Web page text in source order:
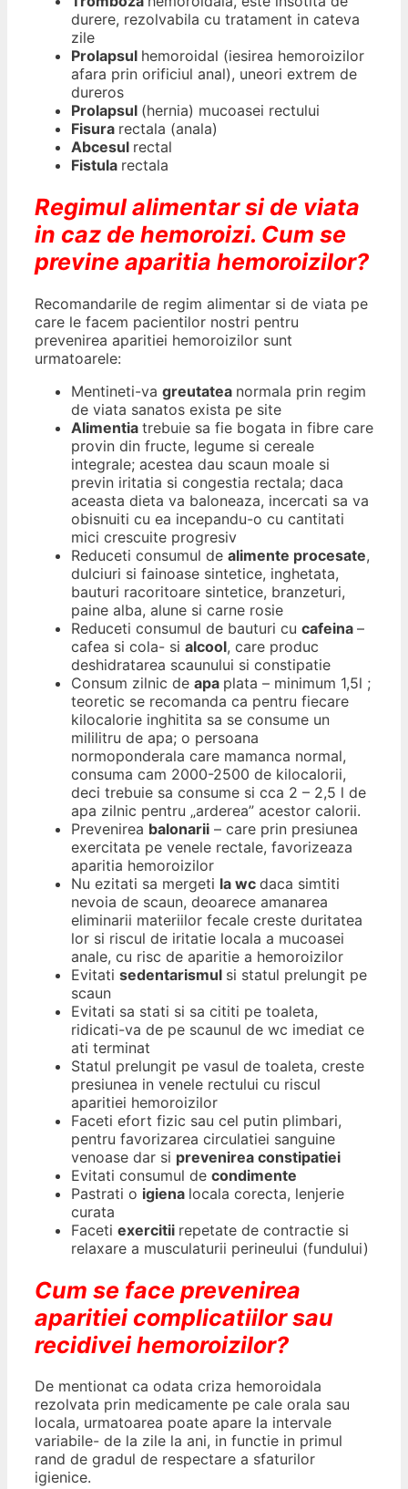
durere, rezolvabila cu tratament in cateva
zile
Prolapsul hemoroidal (iesirea hemoroizilor
afara prin orificiul anal), uneori extrem de
dureros
Prolapsul (hernia) mucoasei rectului
Fisura rectala (anala)
Abcesul rectal
Fistula rectala
Regimul alimentar si de viata
in caz de hemoroizi. Cum se
previne aparitia hemoroizilor?
Recomandarile de regim alimentar si de viata pe
care le facem pacientilor nostri pentru
prevenirea aparitiei hemoroizilor sunt
urmatoarele:
Mentineti-va greutatea normala prin regim
de viata sanatos exista pe site
Alimentia trebuie sa fie bogata in fibre care
provin din fructe, legume si cereale
integrale; acestea dau scaun moale si
previn iritatia si congestia rectala; daca
aceasta dieta va baloneaza, incercati sa va
obisnuiti cu ea incepandu-o cu cantitati
mici crescuite progresiv
Reduceti consumul de alimente procesate,
dulciuri si fainoase sintetice, inghetata,
bauturi racoritoare sintetice, branzeturi,
paine alba, alune si carne rosie
Reduceti consumul de bauturi cu cafeina –
cafea si cola- si alcool, care produc
deshidratarea scaunului si constipatie
Consum zilnic de apa plata – minimum 1,5l ;
teoretic se recomanda ca pentru fiecare
kilocalorie inghitita sa se consume un
mililitru de apa; o persoana
normoponderala care mamanca normal,
consuma cam 2000-2500 de kilocalorii,
deci trebuie sa consume si cca 2 – 2,5 l de
apa zilnic pentru „arderea” acestor calorii.
Prevenirea balonarii – care prin presiunea
exercitata pe venele rectale, favorizeaza
aparitia hemoroizilor
Nu ezitati sa mergeti la wc daca simtiti
nevoia de scaun, deoarece amanarea
eliminarii materiilor fecale creste duritatea
lor si riscul de iritatie locala a mucoasei
anale, cu risc de aparitie a hemoroizilor
Evitati sedentarismul si statul prelungit pe
scaun
Evitati sa stati si sa cititi pe toaleta,
ridicati-va de pe scaunul de wc imediat ce
ati terminat
Statul prelungit pe vasul de toaleta, creste
presiunea in venele rectului cu riscul
aparitiei hemoroizilor
Faceti efort fizic sau cel putin plimbari,
pentru favorizarea circulatiei sanguine
venoase dar si prevenirea constipatiei
Evitati consumul de condimente
Pastrati o igiena locala corecta, lenjerie
curata
Faceti exercitii repetate de contractie si
relaxare a musculaturii perineului (fundului)
Cum se face prevenirea
aparitiei complicatiilor sau
recidivei hemoroizilor?
De mentionat ca odata criza hemoroidala
rezolvata prin medicamente pe cale orala sau
locala, urmatoarea poate apare la intervale
variabile- de la zile la ani, in functie in primul
rand de gradul de respectare a sfaturilor
igienice.